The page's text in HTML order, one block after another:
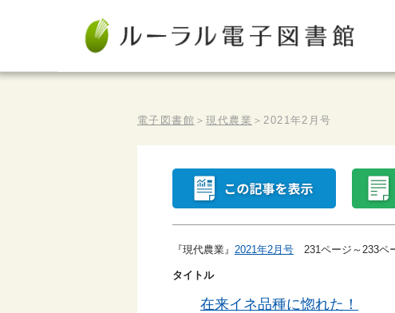
電子図書館 ＞現代農業 ＞2021年2月号
『現代農業』 2021年2月号 231ページ～233ペ
タイトル
在来イネ品種に惚れた！